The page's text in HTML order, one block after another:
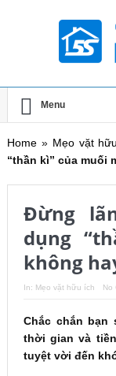
Menu
Home» Mẹo vặt
“thần kì” của muối
Đừng
dụng
không
In: Mẹo vặt hữu ích No
Chắc chắn bạn
thời gian và
tuyệt vời đến